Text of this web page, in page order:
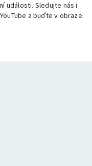
události. Sledujte nás i
a buďte v obraze.